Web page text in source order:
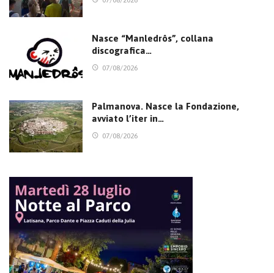
Nasce “Manledrôs”, collana
discografica…
07/08/2026
Palmanova. Nasce la Fondazione,
avviato l’iter in…
07/08/2026